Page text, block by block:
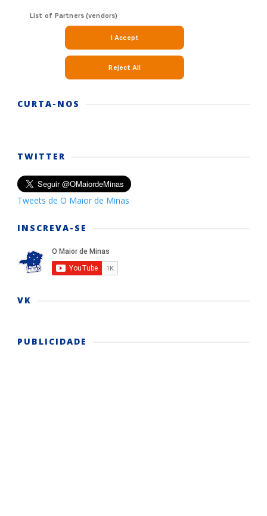
CURTA-NOS
TWITTER
Tweets de O Maior de Minas
INSCREVA-SE
VK
PUBLICIDADE